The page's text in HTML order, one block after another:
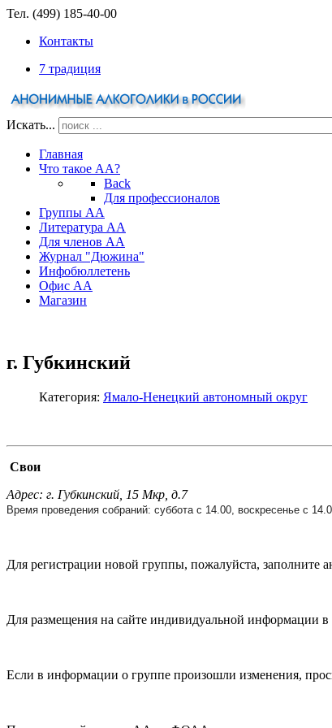
Тел. (499) 185-40-00
Контакты
7 традиция
Искать...
Главная
Что такое АА?
Back
Для профессионалов
Группы АА
Литература АА
Для членов АА
Журнал "Дюжина"
Инфобюллетень
Офис АА
Магазин
г. Губкинский
Категория: Ямало-Ненецкий автономный округ
Свои
Адрес: г. Губкинский, 15 Мкр, д.7
Время проведения собраний: суббота с 14.00, воскресенье с
Для регистрации новой группы, пожалуйста, заполните
Для размещения на сайте индивидуальной информации в
Если в информации о группе произошли изменения,